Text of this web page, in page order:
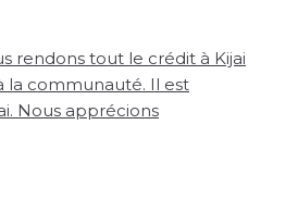
rendons tout le crédit à Kijai
la communauté. Il est
Nous apprécions